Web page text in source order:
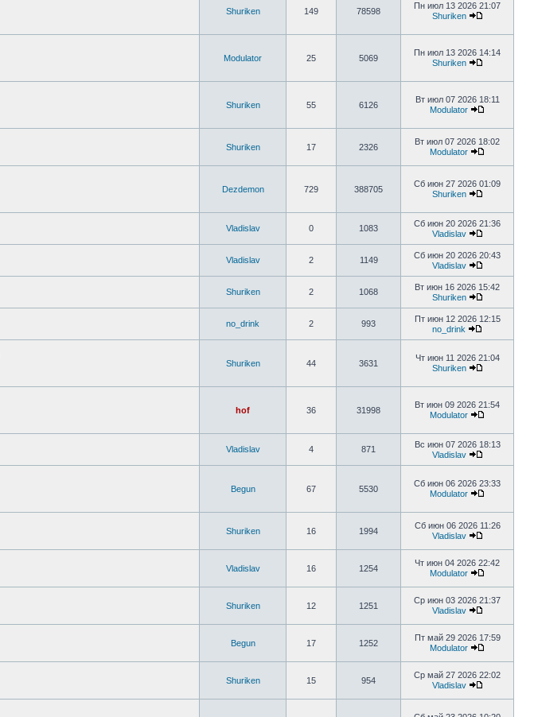
Shuriken 149 78598
Пн июл 13 2026 21:07
Shuriken
Modulator 25 5069
Пн июл 13 2026 14:14
Shuriken
Shuriken 55 6126
Вт июл 07 2026 18:11
Modulator
Shuriken 17 2326
Вт июл 07 2026 18:02
Modulator
Dezdemon 729 388705
Сб июн 27 2026 01:09
Shuriken
Vladislav 0 1083
Сб июн 20 2026 21:36
Vladislav
Vladislav 2 1149
Сб июн 20 2026 20:43
Vladislav
Shuriken 2 1068
Вт июн 16 2026 15:42
Shuriken
no_drink 2 993
Пт июн 12 2026 12:15
no_drink
Shuriken 44 3631
Чт июн 11 2026 21:04
Shuriken
hof 36 31998
Вт июн 09 2026 21:54
Modulator
Vladislav 4 871
Вс июн 07 2026 18:13
Vladislav
Begun 67 5530
Сб июн 06 2026 23:33
Modulator
Shuriken 16 1994
Сб июн 06 2026 11:26
Vladislav
Vladislav 16 1254
Чт июн 04 2026 22:42
Modulator
Shuriken 12 1251
Ср июн 03 2026 21:37
Vladislav
Begun 17 1252
Пт май 29 2026 17:59
Modulator
Shuriken 15 954
Ср май 27 2026 22:02
Vladislav